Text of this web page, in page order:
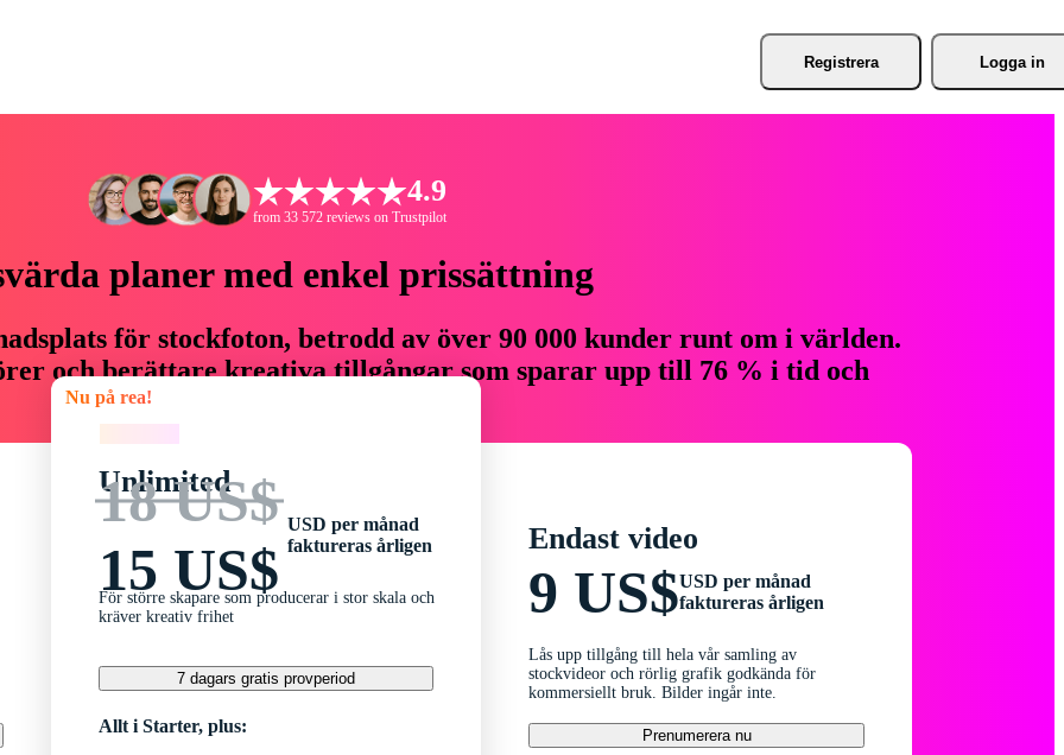
Registrera Logga in
4.9
from 33 572 reviews on Trustpilot
planer med enkel prissättning
för stockfoton, betrodd av över 90 000 kunder runt om i världen.
och berättare kreativa tillgångar som sparar upp till 76 % i tid och
Nu på rea!
Unlimited
18 US$
15 US$
USD per månad
faktureras årligen
För större skapare som producerar i stor skala och
kräver kreativ frihet
7 dagars gratis provperiod
Allt i Starter, plus:
Endast video
9 US$USD per månad
faktureras årligen
Lås upp tillgång till hela vår samling av
stockvideor och rörlig grafik godkända för
kommersiellt bruk. Bilder ingår inte.
Prenumerera nu